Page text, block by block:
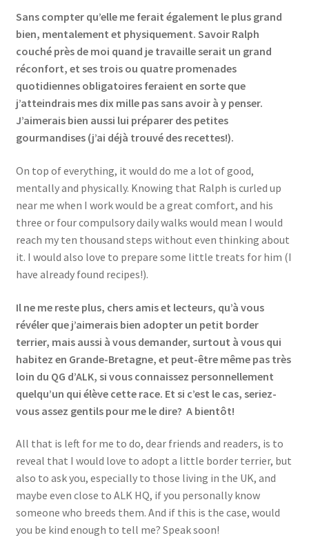
Sans compter qu’elle me ferait également le plus grand
bien, mentalement et physiquement. Savoir Ralph
couché près de moi quand je travaille serait un grand
réconfort, et ses trois ou quatre promenades
quotidiennes obligatoires feraient en sorte que
j’atteindrais mes dix mille pas sans avoir à y penser.
J’aimerais bien aussi lui préparer des petites
gourmandises (j’ai déjà trouvé des recettes!).
On top of everything, it would do me a lot of good,
mentally and physically. Knowing that Ralph is curled up
near me when I work would be a great comfort, and his
three or four compulsory daily walks would mean I would
reach my ten thousand steps without even thinking about
it. I would also love to prepare some little treats for him (I
have already found recipes!).
Il ne me reste plus, chers amis et lecteurs, qu’à vous
révéler que j’aimerais bien adopter un petit border
terrier, mais aussi à vous demander, surtout à vous qui
habitez en Grande-Bretagne, et peut-être même pas très
loin du QG d’ALK, si vous connaissez personnellement
quelqu’un qui élève cette race. Et si c’est le cas, seriez-
vous assez gentils pour me le dire? A bientôt!
All that is left for me to do, dear friends and readers, is to
reveal that I would love to adopt a little border terrier, but
also to ask you, especially to those living in the UK, and
maybe even close to ALK HQ, if you personally know
someone who breeds them. And if this is the case, would
you be kind enough to tell me? Speak soon!